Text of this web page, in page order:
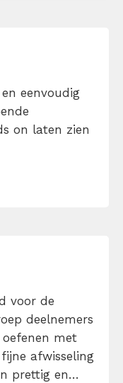
eenvoudig
on laten zien
voor de
deelnemers
met
afwisseling
prettig en